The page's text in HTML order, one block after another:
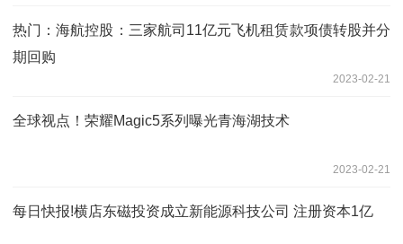
热门：海航控股：三家航司11亿元飞机租赁款项债转股并分
期回购
2023-02-21
全球视点！荣耀Magic5系列曝光青海湖技术
2023-02-21
每日快报!横店东磁投资成立新能源科技公司 注册资本1亿